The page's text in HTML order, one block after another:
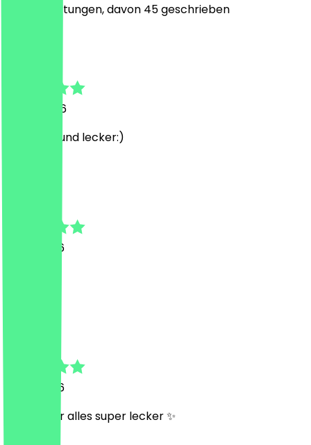
Bewertungen, davon 45 geschrieben
19. Juli 2026
sehr nett und lecker:)
9. Mai 2026
3. Mai 2026
Wie immer alles super lecker ✨